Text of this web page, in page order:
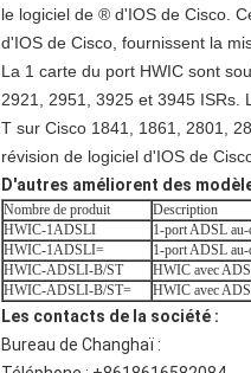
le logiciel de ® d'IOS de Cisco.
d'IOS de Cisco, fournissent la
La 1 carte du port HWIC sont
2921, 2951, 3925 et 3945 ISRs.
T sur Cisco 1841, 1861, 2801,
révision de logiciel d'IOS de
D'autres améliorent des
Nombre de produit
Description
HWIC-1ADSLI
1-port ADSL
HWIC-1ADSLI=
1-port ADSL au-
HWIC-ADSLI-B/ST
HWIC avec
HWIC-ADSLI-B/ST=
HWIC avec
Les contacts de la société :
Bureau de Changhaï :